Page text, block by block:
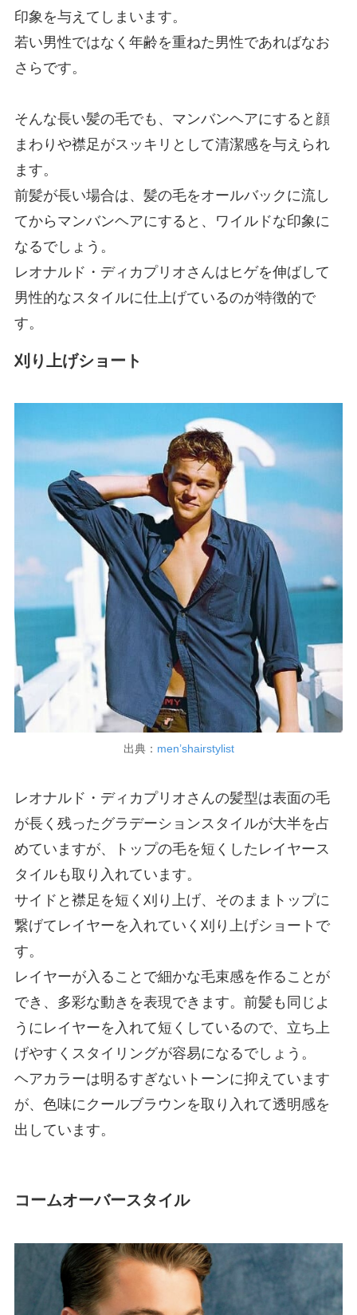
印象を与えてしまいます。
若い男性ではなく年齢を重ねた男性であればなお
さらです。
そんな長い髪の毛でも、マンバンヘアにすると顔
まわりや襟足がスッキリとして清潔感を与えられ
ます。
前髪が長い場合は、髪の毛をオールバックに流し
てからマンバンヘアにすると、ワイルドな印象に
なるでしょう。
レオナルド・ディカプリオさんはヒゲを伸ばして
男性的なスタイルに仕上げているのが特徴的で
す。
刈り上げショート
出典： men’shairstylist
レオナルド・ディカプリオさんの髪型は表面の毛
が長く残ったグラデーションスタイルが大半を占
めていますが、トップの毛を短くしたレイヤース
タイルも取り入れています。
サイドと襟足を短く刈り上げ、そのままトップに
繋げてレイヤーを入れていく刈り上げショートで
す。
レイヤーが入ることで細かな毛束感を作ることが
でき、多彩な動きを表現できます。前髪も同じよ
うにレイヤーを入れて短くしているので、立ち上
げやすくスタイリングが容易になるでしょう。
ヘアカラーは明るすぎないトーンに抑えています
が、色味にクールブラウンを取り入れて透明感を
出しています。
コームオーバースタイル